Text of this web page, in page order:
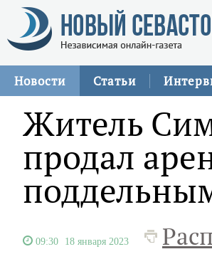
Новости Статьи
Житель
продал
09:30 18 января 2023